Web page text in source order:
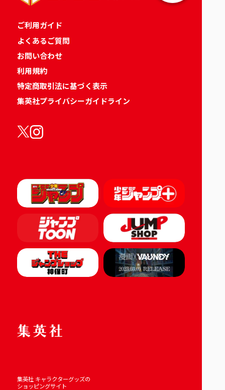
ご利用ガイド
よくあるご質問
お問い合わせ
利用規約
特定商取引法に基づく表示
集英社プライバシーガイドライン
集英社 キャラクターグッズの
ショッピングサイト